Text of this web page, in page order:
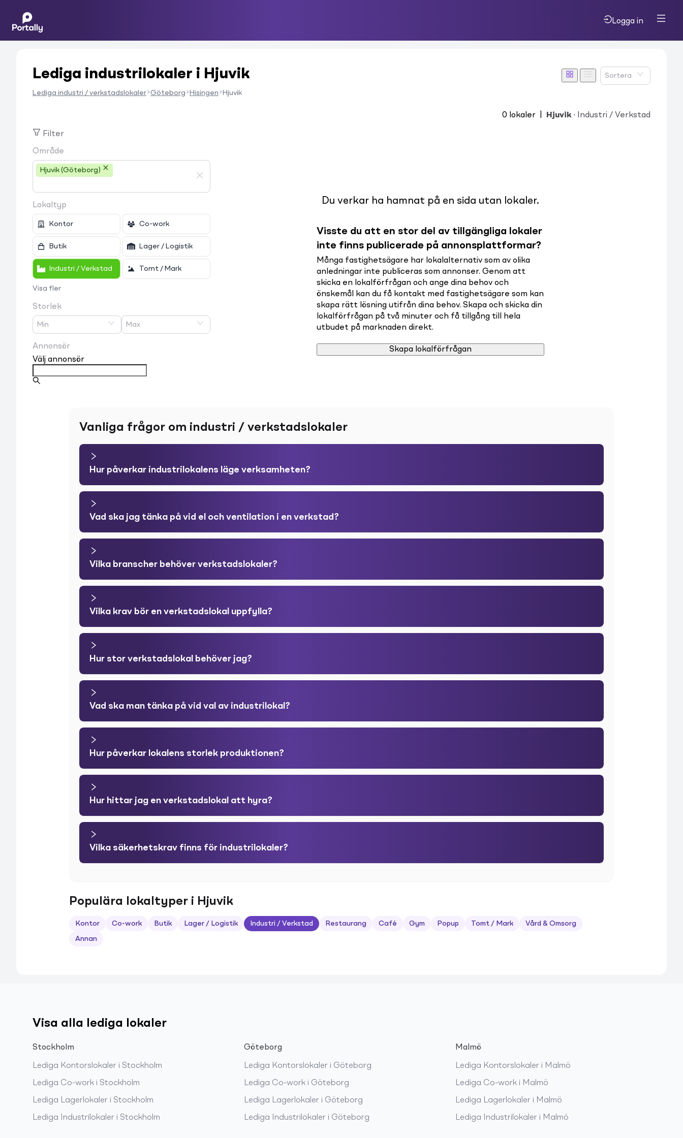
Logga in
Lediga industrilokaler i Hjuvik
Lediga industri / verkstadslokaler Göteborg Hisingen Hjuvik
Sortera
0 lokaler Hjuvik · Industri / Verkstad
Filter
Område
Hjuvik (Göteborg)
Lokaltyp
Kontor Co-work
Butik Lager / Logistik
Industri / Verkstad Tomt / Mark
Visa fler
Storlek
Min Max
Annonsör
Välj annonsör
Du verkar ha hamnat på en sida utan lokaler.
Visste du att en stor del av tillgängliga lokaler
inte finns publicerade på annonsplattformar?
Många fastighetsägare har lokalalternativ som av olika
anledningar inte publiceras som annonser. Genom att
skicka en lokalförfrågan och ange dina behov och
önskemål kan du få kontakt med fastighetsägare som kan
skapa rätt lösning utifrån dina behov. Skapa och skicka din
lokalförfrågan på två minuter och få tillgång till hela
utbudet på marknaden direkt.
Skapa lokalförfrågan
Vanliga frågor om industri / verkstadslokaler
Hur påverkar industrilokalens läge verksamheten?
Vad ska jag tänka på vid el och ventilation i en verkstad?
Vilka branscher behöver verkstadslokaler?
Vilka krav bör en verkstadslokal uppfylla?
Hur stor verkstadslokal behöver jag?
Vad ska man tänka på vid val av industrilokal?
Hur påverkar lokalens storlek produktionen?
Hur hittar jag en verkstadslokal att hyra?
Vilka säkerhetskrav finns för industrilokaler?
Populära lokaltyper i Hjuvik
Kontor Co-work Butik Lager / Logistik Industri / Verkstad Restaurang Café Gym Popup Tomt / Mark Vård & Omsorg
Annan
Visa alla lediga lokaler
Stockholm
Lediga Kontorslokaler i Stockholm
Lediga Co-work i Stockholm
Lediga Lagerlokaler i Stockholm
Lediga Industrilokaler i Stockholm
Göteborg
Lediga Kontorslokaler i Göteborg
Lediga Co-work i Göteborg
Lediga Lagerlokaler i Göteborg
Lediga Industrilokaler i Göteborg
Malmö
Lediga Kontorslokaler i Malmö
Lediga Co-work i Malmö
Lediga Lagerlokaler i Malmö
Lediga Industrilokaler i Malmö